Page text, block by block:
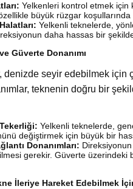
Yelkenleri kontrol etmek için
büyük rüzgar
Yelkenli teknelerde,
daha hassas bir
Güverte Donanımı
denizde seyir edebilmek için
teknenin doğru bir
Yelkenli teknelerde,
değiştirmek için büyük bir
Donanımları:
gerekir. Güverte üzerindeki
İleriye Hareket Edebilmek